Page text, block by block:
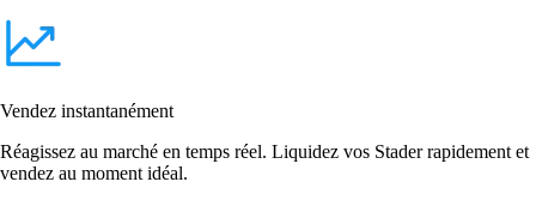
Vendez instantanément
Réagissez au marché en temps réel. Liquidez vos Stader rapidement et
vendez au moment idéal.